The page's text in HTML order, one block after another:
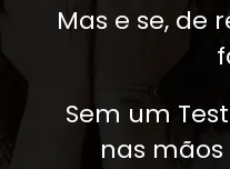
Mas e se, de
Sem um
nas